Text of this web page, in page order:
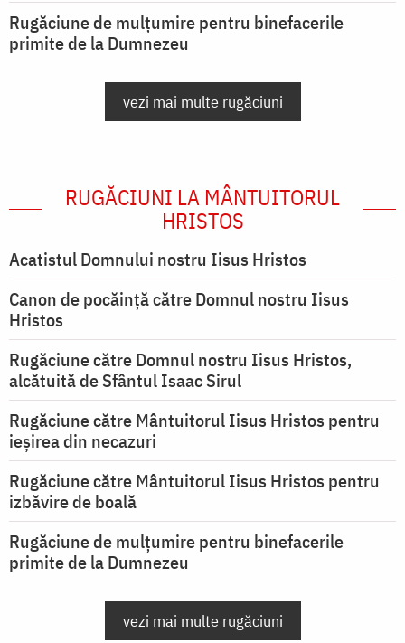
Rugăciune de mulțumire pentru binefacerile
primite de la Dumnezeu
vezi mai multe rugăciuni
RUGĂCIUNI LA MÂNTUITORUL
HRISTOS
Acatistul Domnului nostru Iisus Hristos
Canon de pocăință către Domnul nostru Iisus
Hristos
Rugăciune către Domnul nostru Iisus Hristos,
alcătuită de Sfântul Isaac Sirul
Rugăciune către Mântuitorul Iisus Hristos pentru
ieşirea din necazuri
Rugăciune către Mântuitorul Iisus Hristos pentru
izbăvire de boală
Rugăciune de mulțumire pentru binefacerile
primite de la Dumnezeu
vezi mai multe rugăciuni